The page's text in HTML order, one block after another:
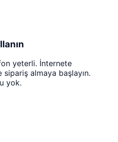
yeterli. İnternete
sipariş almaya başlayın.
yok.